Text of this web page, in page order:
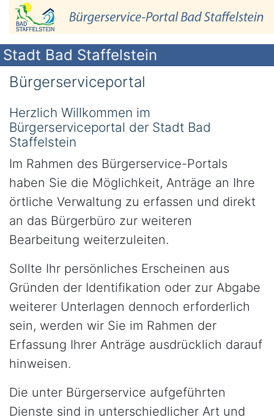
Stadt Bad Staffelstein
Bürgerserviceportal
Herzlich Willkommen im
Bürgerserviceportal der Stadt Bad
Staffelstein
Im Rahmen des Bürgerservice-Portals
haben Sie die Möglichkeit, Anträge an Ihre
örtliche Verwaltung zu erfassen und direkt
an das Bürgerbüro zur weiteren
Bearbeitung weiterzuleiten.
Sollte Ihr persönliches Erscheinen aus
Gründen der Identifikation oder zur Abgabe
weiterer Unterlagen dennoch erforderlich
sein, werden wir Sie im Rahmen der
Erfassung Ihrer Anträge ausdrücklich darauf
hinweisen.
Die unter Bürgerservice aufgeführten
Dienste sind in unterschiedlicher Art und